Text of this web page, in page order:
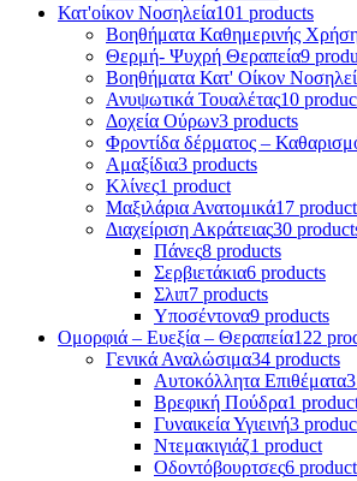
Κατ'οίκον Νοσηλεία101 products
Βοηθήματα Καθημερινής
Θερμή- Ψυχρή Θεραπεία9
Βοηθήματα Κατ' Οίκον
Ανυψωτικά Τουαλέτας10
Δοχεία Ούρων3 products
Φροντίδα δέρματος –
Αμαξίδια3 products
Κλίνες1 product
Μαξιλάρια Ανατομικά17
Διαχείριση Ακράτειας30
Πάνες8 products
Σερβιετάκια6 products
Σλιπ7 products
Υποσέντονα9 products
Ομορφιά – Ευεξία – Θεραπεία122
Γενικά Αναλώσιμα34 products
Αυτοκόλλητα Επιθέματα
Βρεφική Πούδρα1
Γυναικεία Υγιεινή3
Ντεμακιγιάζ1 product
Οδοντόβουρτσες6